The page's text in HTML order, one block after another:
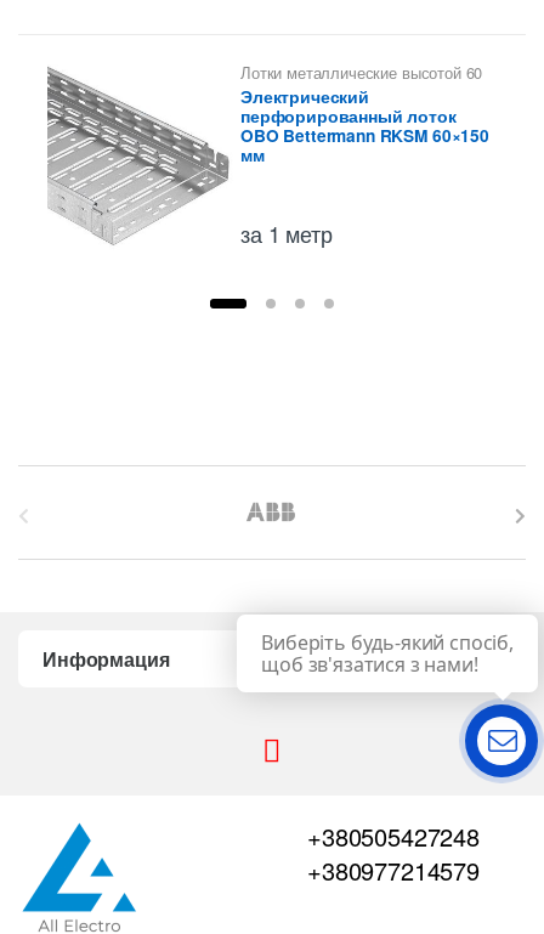
Лотки металлические высотой 60
мм Перфорированные лотки
высотой 60 мм
Электрический
перфорированный лоток
OBO Bettermann RKSM 60×150
мм
за 1 метр
Информация
+380505427248
+380977214579
Связь
Виберіть будь-який спосіб,
щоб зв'язатися з нами!